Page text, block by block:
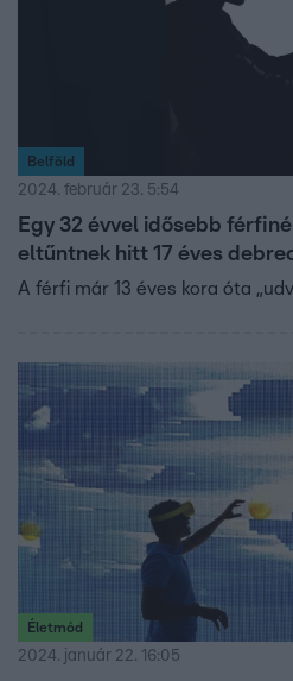
Belföld
2024. február 23. 5:54
Egy 32 évvel idősebb
eltűntnek hitt 17 éves
A férfi már 13 éves kora óta
Életmód
2024. január 22. 16:05